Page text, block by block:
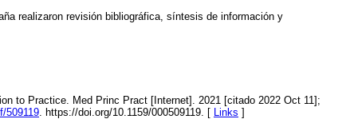
realizaron revisión bibliográfica, síntesis de información y
to Practice. Med Princ Pract [Internet]. 2021 [citado 2022 Oct 11];
509119 . https://doi.org/10.1159/000509119. [ Links ]